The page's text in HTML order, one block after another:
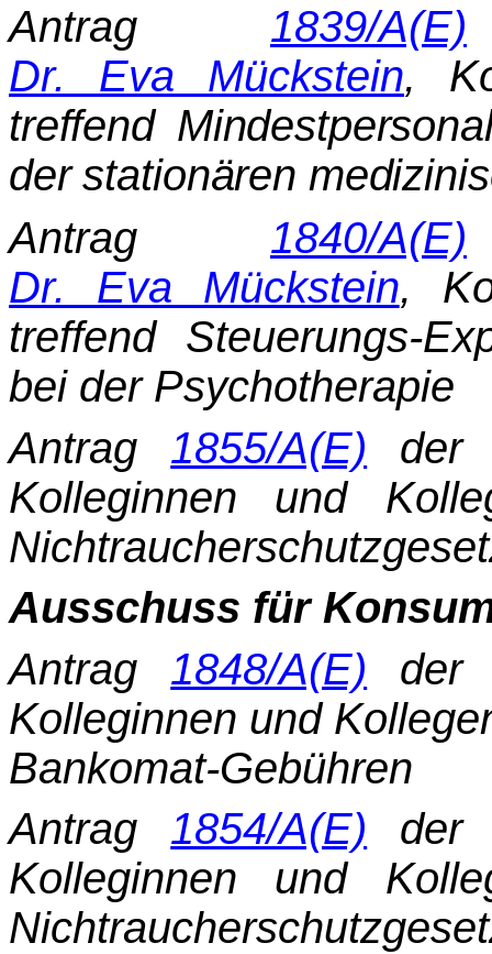
Antrag 1839/A(E)
Dr. Eva Mückstein,
treffend
der stationären
Antrag 1840/A(E)
Dr. Eva Mückstein,
treffend Steuerungs-
bei der Psychotherapie
Antrag 1855/A(E) der
Kolleginnen und
Ausschuss für
Antrag 1848/A(E) der
Kolleginnen und
Bankomat-Gebühren
Antrag 1854/A(E) der
Kolleginnen und